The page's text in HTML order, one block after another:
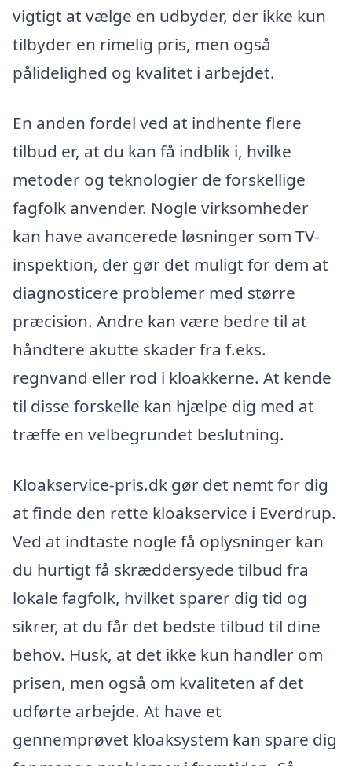
vigtigt at vælge en udbyder, der ikke kun
tilbyder en rimelig pris, men også
pålidelighed og kvalitet i arbejdet.
En anden fordel ved at indhente flere
tilbud er, at du kan få indblik i, hvilke
metoder og teknologier de forskellige
fagfolk anvender. Nogle virksomheder
kan have avancerede løsninger som TV-
inspektion, der gør det muligt for dem at
diagnosticere problemer med større
præcision. Andre kan være bedre til at
håndtere akutte skader fra f.eks.
regnvand eller rod i kloakkerne. At kende
til disse forskelle kan hjælpe dig med at
træffe en velbegrundet beslutning.
Kloakservice-pris.dk gør det nemt for dig
at finde den rette kloakservice i Everdrup.
Ved at indtaste nogle få oplysninger kan
du hurtigt få skræddersyede tilbud fra
lokale fagfolk, hvilket sparer dig tid og
sikrer, at du får det bedste tilbud til dine
behov. Husk, at det ikke kun handler om
prisen, men også om kvaliteten af det
udførte arbejde. At have et
gennemprøvet kloaksystem kan spare dig